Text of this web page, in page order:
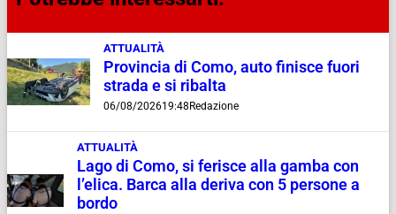
ATTUALITÀ
Provincia di Como, auto finisce fuori
strada e si ribalta
06/08/202619:48 Redazione
ATTUALITÀ
Lago di Como, si ferisce alla gamba con
l’elica. Barca alla deriva con 5 persone a
bordo